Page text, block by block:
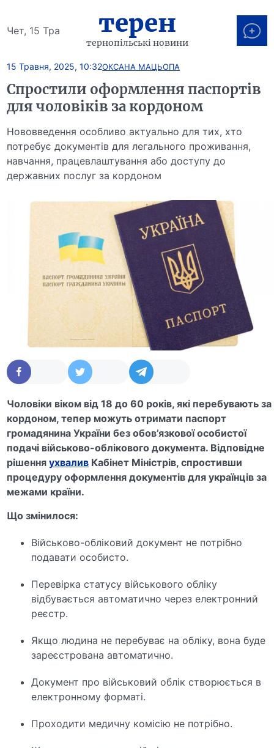
Чет, 15 Тра терен
тернопільські новини
15 Травня, 2025, 10:32ОКСАНА МАЦЬОПА
Спростили оформлення паспортів
для чоловіків за кордоном
Нововведення особливо актуально для тих, хто
потребує документів для легального проживання,
навчання, працевлаштування або доступу до
державних послуг за кордоном
Чоловіки віком від 18 до 60 років, які перебувають за
кордоном, тепер можуть отримати паспорт
громадянина України без обов’язкової особистої
подачі військово-облікового документа. Відповідне
рішенняухвалив Кабінет Міністрів, спростивши
процедуру оформлення документів для українців за
межами країни.
Що змінилося:
Військово-обліковий документ не потрібно
подавати особисто.
Перевірка статусу військового обліку
відбувається автоматично через електронний
реєстр.
Якщо людина не перебуває на обліку, вона буде
зареєстрована автоматично.
Документ про військовий облік створюється в
електронному форматі.
Проходити медичну комісію не потрібно.